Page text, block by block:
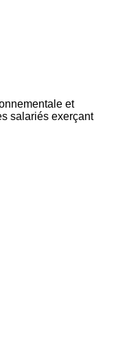
et
salariés exerçant